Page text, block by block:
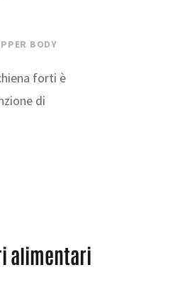
BODY
forti è
di
alimentari